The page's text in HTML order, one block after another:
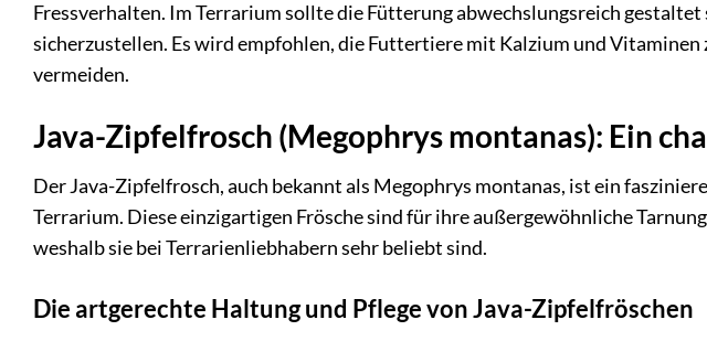
Fressverhalten. Im Terrarium sollte die Fütterung abwechslungsreich gestaltet
sicherzustellen. Es wird empfohlen, die Futtertiere mit Kalzium und Vitaminen
vermeiden.
Java-Zipfelfrosch (Megophrys montanas): Ein
Der Java-Zipfelfrosch, auch bekannt als Megophrys montanas, ist ein
Terrarium. Diese einzigartigen Frösche sind für ihre außergewöhnliche
weshalb sie bei Terrarienliebhabern sehr beliebt sind.
Die artgerechte Haltung und Pflege von Java-Zipfelfröschen